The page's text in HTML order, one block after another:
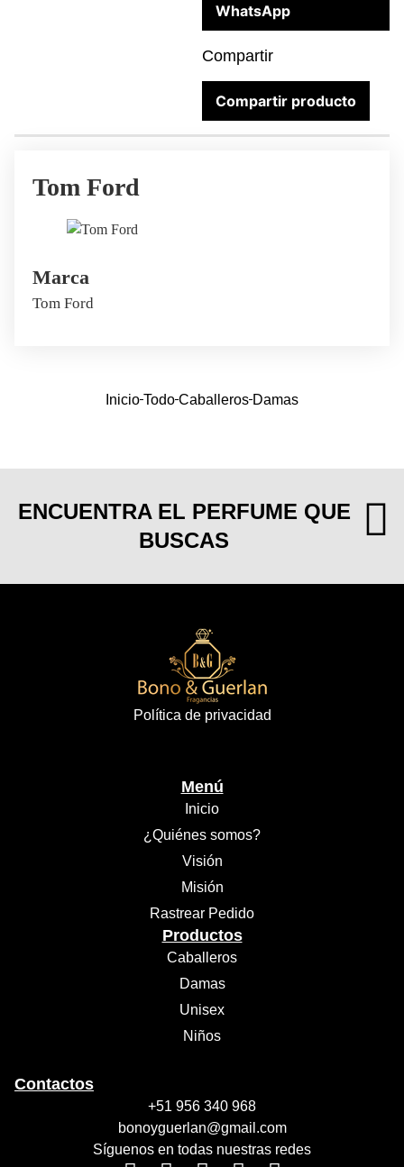
WhatsApp
Compartir
Compartir producto
Tom Ford
Marca
Tom Ford
Inicio Todo Caballeros Damas
ENCUENTRA EL PERFUME QUE
BUSCAS
Política de privacidad
Menú
Inicio
¿Quiénes somos?
Visión
Misión
Rastrear Pedido
Productos
Caballeros
Damas
Unisex
Niños
Contactos
+51 956 340 968
bonoyguerlan@gmail.com
Síguenos en todas nuestras redes